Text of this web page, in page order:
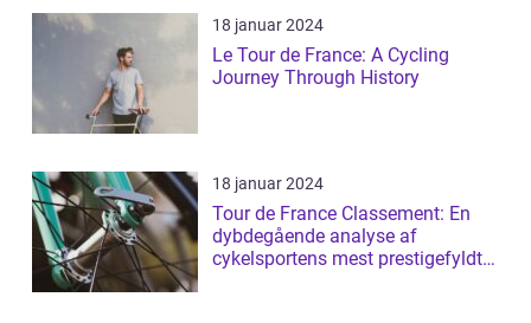
18 januar 2024
Le Tour de France: A Cycling
Journey Through History
18 januar 2024
Tour de France Classement: En
dybdegående analyse af
cykelsportens mest prestigefyldte